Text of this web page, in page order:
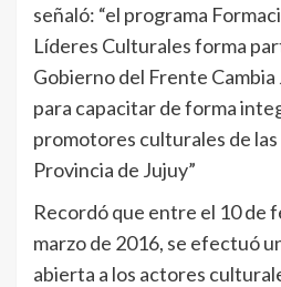
señaló: “el programa
Líderes Culturales forma
Gobierno del Frente
para capacitar de forma
promotores culturales de
Provincia de Jujuy”
Recordó que entre el 10 de
marzo de 2016, se efectuó
abierta a los actores